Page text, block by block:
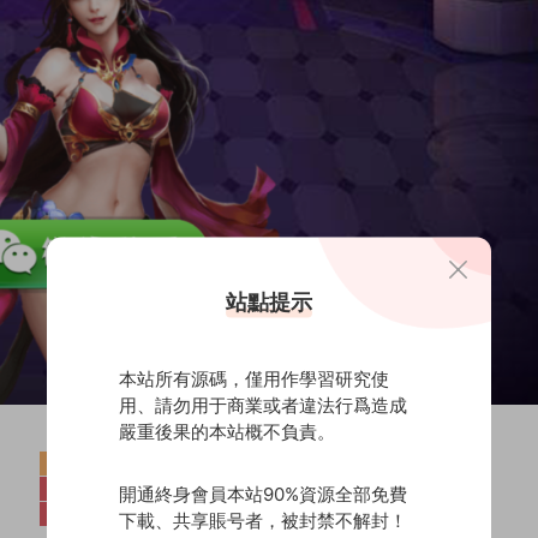
站點提示
本站所有源碼，僅用作學習研究使
用、請勿用于商業或者違法行爲造成
嚴重後果的本站概不負責。
開通終身會員本站90%資源全部免費
下載、共享賬号者，被封禁不解封！